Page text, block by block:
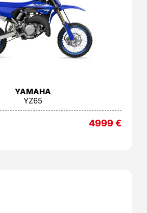
YAMAHA
YZ65
4999€